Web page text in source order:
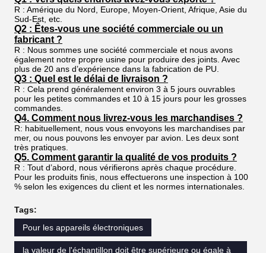
R : Amérique du Nord, Europe, Moyen-Orient, Afrique, Asie du
Sud-Est, etc.
Q2 : Êtes-vous une société commerciale ou un
fabricant ?
R : Nous sommes une société commerciale et nous avons
également notre propre usine pour produire des joints. Avec
plus de 20 ans d’expérience dans la fabrication de PU.
Q3 : Quel est le délai de livraison ?
R : Cela prend généralement environ 3 à 5 jours ouvrables
pour les petites commandes et 10 à 15 jours pour les grosses
commandes.
Q4. Comment nous livrez-vous les marchandises ?
R: habituellement, nous vous envoyons les marchandises par
mer, ou nous pouvons les envoyer par avion. Les deux sont
très pratiques.
Q5. Comment garantir la qualité de vos produits ?
R : Tout d’abord, nous vérifierons après chaque procédure.
Pour les produits finis, nous effectuerons une inspection à 100
% selon les exigences du client et les normes internationales.
Tags:
Pour les appareils électroniques
la valeur de l'échantillon doit être supérieure ou égale à